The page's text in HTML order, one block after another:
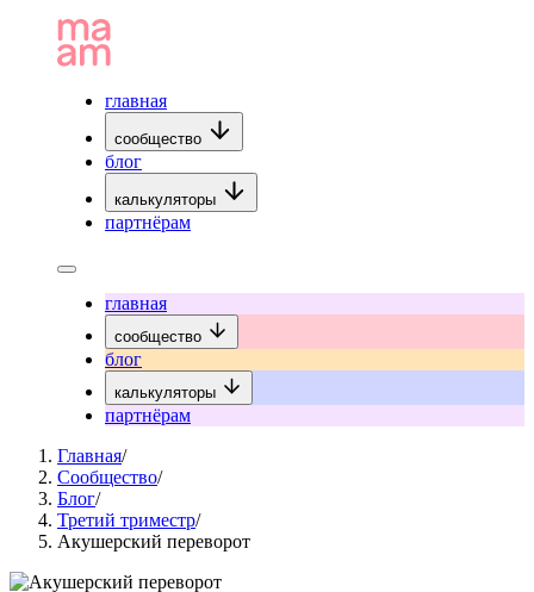
главная
сообщество
блог
калькуляторы
партнёрам
главная
сообщество
блог
калькуляторы
партнёрам
Главная/
Сообщество/
Блог/
Третий триместр/
Акушерский переворот